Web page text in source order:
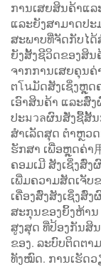
ການເສຍສິນຄ້າແ
ແລະຍັງສາມາດປະ
ສະພາບທີ່ຈັດກັບໄດ້
ຍັງສັ້ງຊີວິດຂອງສິ
ຈາກການເສຍຄຸນ
ຕโนມັດສັງເຊິ່ງຫຼຸ
ເອົາສິນຄ້າ ແລະສົ່
ປະมวลຜົນສັ່ງຊື້ສັ້ນ
ສຳເລັດສຸດ ຕຳຫຼວ
ຮັກສາ ເພື່ອຫຼຸດຄ່າ
ຄອມເມີ ສັງເຊິ່ງສົ່
ເພີ່ມຄວາມສັດເຈັບ
ເຄື່ອງສົ່ງສັງເຊິ່ງສົ່
ສະກຸນຂອງຍິ້ງຫ້າ
ສູງສຸດ ທີ່ປ້ອງກັນສິ
ຂອງ. ລະບົບຕິດຕ
ທັງໝົດ. ການເຮັດ